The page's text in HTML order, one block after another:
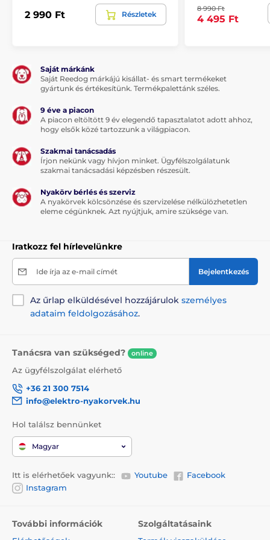
A műszaki specifikációk előzetes értesítés nélkül
változhatnak. A képek csak illusztrációk.
A termék a következő kategóriákba sorolt
Táplálék és felszerelés Kutyasétáltatás
Zsinóros Kistestű kutyáknak
2 990 Ft Részletek
8 990 Ft
4 495 Ft
Saját márkánk
Saját Reedog márkájú kisállat- és smart termékeket
gyártunk és értékesítünk. Termékpalettánk széles.
9 éve a piacon
A piacon eltöltött 9 év elegendő tapasztalatot adott ahhoz,
hogy elsők közé tartozzunk a világpiacon.
Szakmai tanácsadás
Írjon nekünk vagy hívjon minket. Ügyfélszolgálatunk
szakmai tanácsadási képzésben részesült.
Nyakörv bérlés és szerviz
A nyakörvek kölcsönzése és szervizelése nélkülözhetetlen
eleme cégünknek. Azt nyújtjuk, amire szüksége van.
Iratkozz fel hírlevelünkre
Ide írja az e-mail címét Bejelentkezés
Az űrlap elküldésével hozzájárulok személyes
adataim feldolgozásához.
Tanácsra van szükséged? online
Az ügyfélszolgálat elérhető
+36 21 300 7514
info@elektro-nyakorvek.hu
Hol találsz bennünket
Magyar
Itt is elérhetőek vagyunk:: Youtube
Facebook
Instagram
További információk Szolgáltatásaink